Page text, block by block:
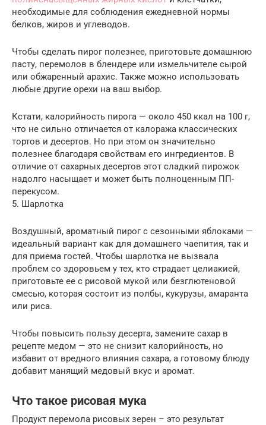
необходимые для соблюдения ежедневной нормы
белков, жиров и углеводов.
Чтобы сделать пирог полезнее, приготовьте домашнюю
пасту, перемолов в блендере или измельчителе сырой
или обжаренный арахис. Также можно использовать
любые другие орехи на ваш выбор.
Кстати, калорийность пирога — около 450 ккал на 100 г,
что не сильно отличается от калоража классических
тортов и десертов. Но при этом он значительно
полезнее благодаря свойствам его ингредиентов. В
отличие от сахарных десертов этот сладкий пирожок
надолго насыщает и может быть полноценным ПП-
перекусом.
5. Шарлотка
Воздушный, ароматный пирог с сезонными яблоками —
идеальный вариант как для домашнего чаепития, так и
для приема гостей. Чтобы шарлотка не вызвала
проблем со здоровьем у тех, кто страдает целиакией,
приготовьте ее с рисовой мукой или безглютеновой
смесью, которая состоит из полбы, кукурузы, амаранта
или риса.
Чтобы повысить пользу десерта, замените сахар в
рецепте медом — это не снизит калорийность, но
избавит от вредного влияния сахара, а готовому блюду
добавит манящий медовый вкус и аромат.
Что такое рисовая мука
Продукт перемола рисовых зерен – это результат